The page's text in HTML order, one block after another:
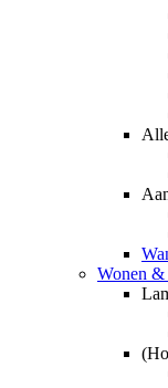
Wonen &